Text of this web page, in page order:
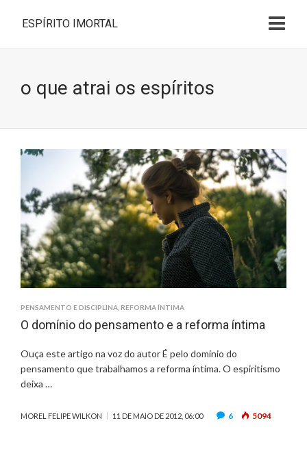
ESPÍRITO IMORTAL
o que atrai os espíritos
PENSAMENTO E DISCIPLINA REFORMA ÍNTIMA
O domínio do pensamento e a reforma íntima
Ouça este artigo na voz do autor É pelo domínio do
pensamento que trabalhamos a reforma íntima. O espiritismo
deixa …
MOREL FELIPE WILKON 11 DE MAIO DE 2012, 06:00 6 5094